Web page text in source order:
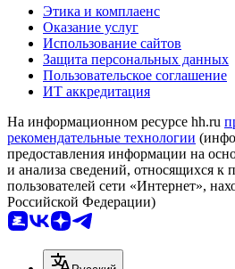
Этика и комплаенс
Оказание услуг
Использование сайтов
Защита персональных данных
Пользовательское соглашение
ИТ аккредитация
На информационном ресурсе hh.ru
рекомендательные технологии
предоставления информации на
и анализа сведений, относящихся к
пользователей сети «Интернет»,
Российской Федерации)